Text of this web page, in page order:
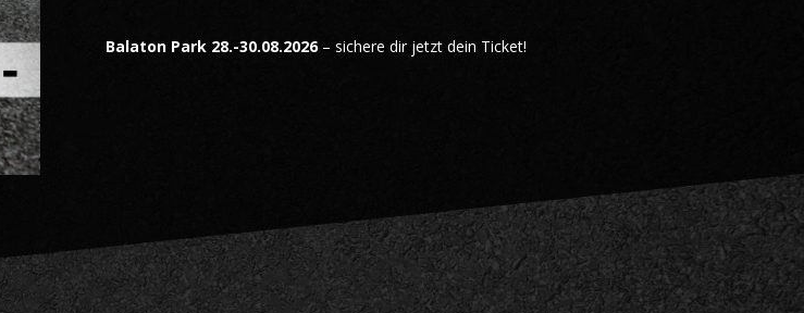
Balaton Park 28.-30.08.2026– sichere dir jetzt dein Ticket!